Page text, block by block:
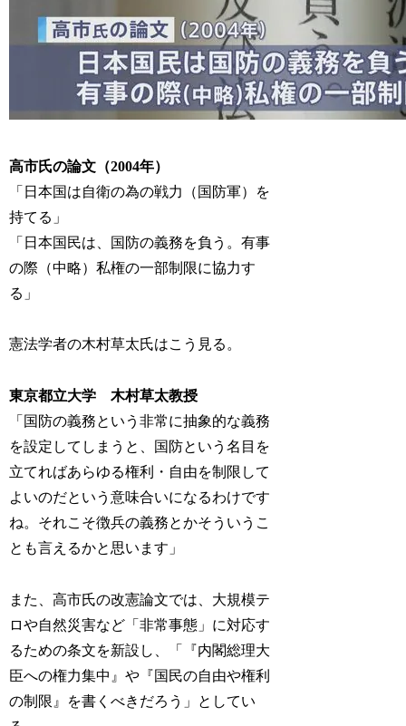
高市氏の論文（2004年）
「日本国は自衛の為の戦力（国防軍）を
持てる」
「日本国民は、国防の義務を負う。有事
の際（中略）私権の一部制限に協力す
る」
憲法学者の木村草太氏はこう見る。
東京都立大学 木村草太教授
「国防の義務という非常に抽象的な義務
を設定してしまうと、国防という名目を
立てればあらゆる権利・自由を制限して
よいのだという意味合いになるわけです
ね。それこそ徴兵の義務とかそういうこ
とも言えるかと思います」
また、高市氏の改憲論文では、大規模テ
ロや自然災害など「非常事態」に対応す
るための条文を新設し、「『内閣総理大
臣への権力集中』や『国民の自由や権利
の制限』を書くべきだろう」としてい